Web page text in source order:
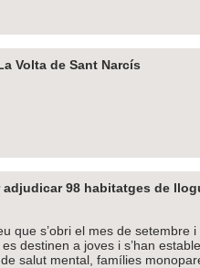
Volta de Sant Narcís
98 habitatges de
que s’obri el mes de setembre
destinen a joves i s’han
salut mental, famílies